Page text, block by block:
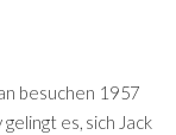
besuchen 1957
es, sich Jack